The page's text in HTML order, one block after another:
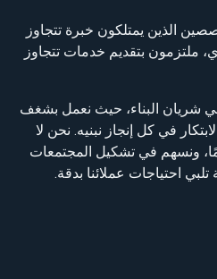
الذين يمتلكون خبرة تتجاوز
ملتزمون بتقديم خدمات تتجاوز
شريان البناء، حيث نعمل بشغف
في كل إنجاز نبنيه. نحن لا
ونسهم في تشكيل المجتمعات
احتياجات عملائنا بدقة.